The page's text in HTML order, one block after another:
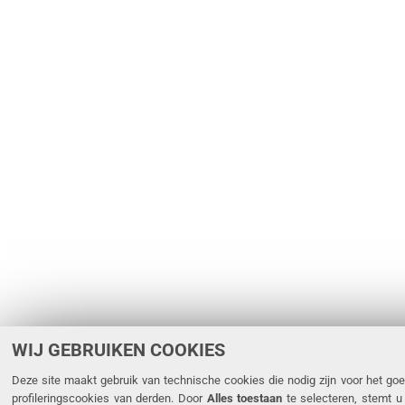
WIJ GEBRUIKEN COOKIES
Deze site maakt gebruik van technische cookies die nodig zijn voor het
profileringscookies van derden. Door Alles toestaan te selecteren, stemt